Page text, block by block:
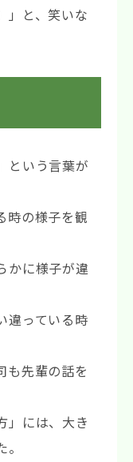
」と、笑いな
という言葉が
時の様子を観
かに様子が違
違っている時
も先輩の話を
」には、大き